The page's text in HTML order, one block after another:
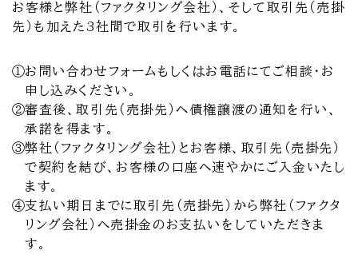
お客様と弊社（ファクタリング会社）、そして取引先（売掛
先）も加えた3社間で取引を行います。
①お問い合わせフォームもしくはお電話にてご相談・お
申し込みください。
②審査後、取引先（売掛先）へ債権譲渡の通知を行い、
承諾を得ます。
③弊社（ファクタリング会社）とお客様、取引先（売掛先）
で契約を結び、お客様の口座へ速やかにご入金いたし
ます。
④支払い期日までに取引先（売掛先）から弊社（ファクタ
リング会社）へ売掛金のお支払いをしていただきま
す。